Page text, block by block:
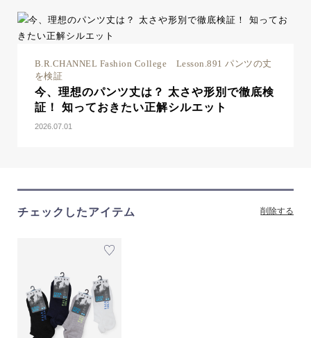
B.R.CHANNEL Fashion College Lesson.891 パンツの丈
を検証
今、理想のパンツ丈は？ 太さや形別で徹底検
証！ 知っておきたい正解シルエット
2026.07.01
チェックしたアイテム 削除する